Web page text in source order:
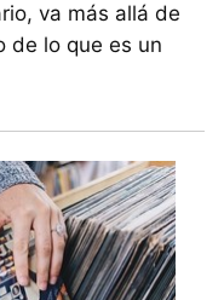
va más allá de
de lo que es un